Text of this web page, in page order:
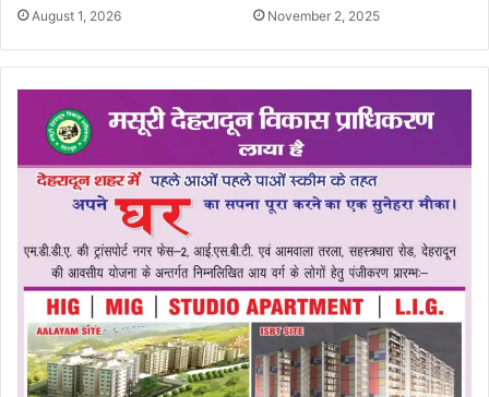
August 1, 2026 November 2, 2025